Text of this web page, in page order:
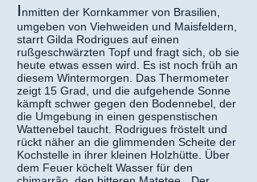
Inmitten der Kornkammer von Brasilien,
umgeben von Viehweiden und Maisfeldern,
starrt Gilda Rodrigues auf einen
rußgeschwärzten Topf und fragt sich, ob sie
heute etwas essen wird. Es ist noch früh an
diesem Wintermorgen. Das Thermometer
zeigt 15 Grad, und die aufgehende Sonne
kämpft schwer gegen den Bodennebel, der
die Umgebung in einen gespenstischen
Wattenebel taucht. Rodrigues fröstelt und
rückt näher an die glimmenden Scheite der
Kochstelle in ihrer kleinen Holzhütte. Über
dem Feuer köchelt Wasser für den